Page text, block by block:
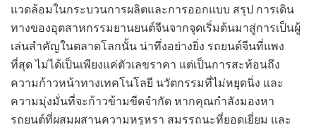
แวดล้อมในกระบวนการผลิตและการออกแบบ สรุป การเดิน
ทางของอุตสาหกรรมยานยนต์จีนจากจุดเริ่มต้นมาสู่การเป็นผู้
เล่นสำคัญในตลาดโลกนั้น น่าทึ่งอย่างยิ่ง รถยนต์จีนที่แพง
ที่สุด ไม่ได้เป็นเพียงแค่ตัวเลขราคา แต่เป็นการสะท้อนถึง
ความก้าวหน้าทางเทคโนโลยี นวัตกรรมที่ไม่หยุดนิ่ง และ
ความมุ่งมั่นที่จะก้าวข้ามขีดจำกัด หากคุณกำลังมองหา
รถยนต์ที่ผสมผสานความหรูหรา สมรรถนะที่ยอดเยี่ยม และ